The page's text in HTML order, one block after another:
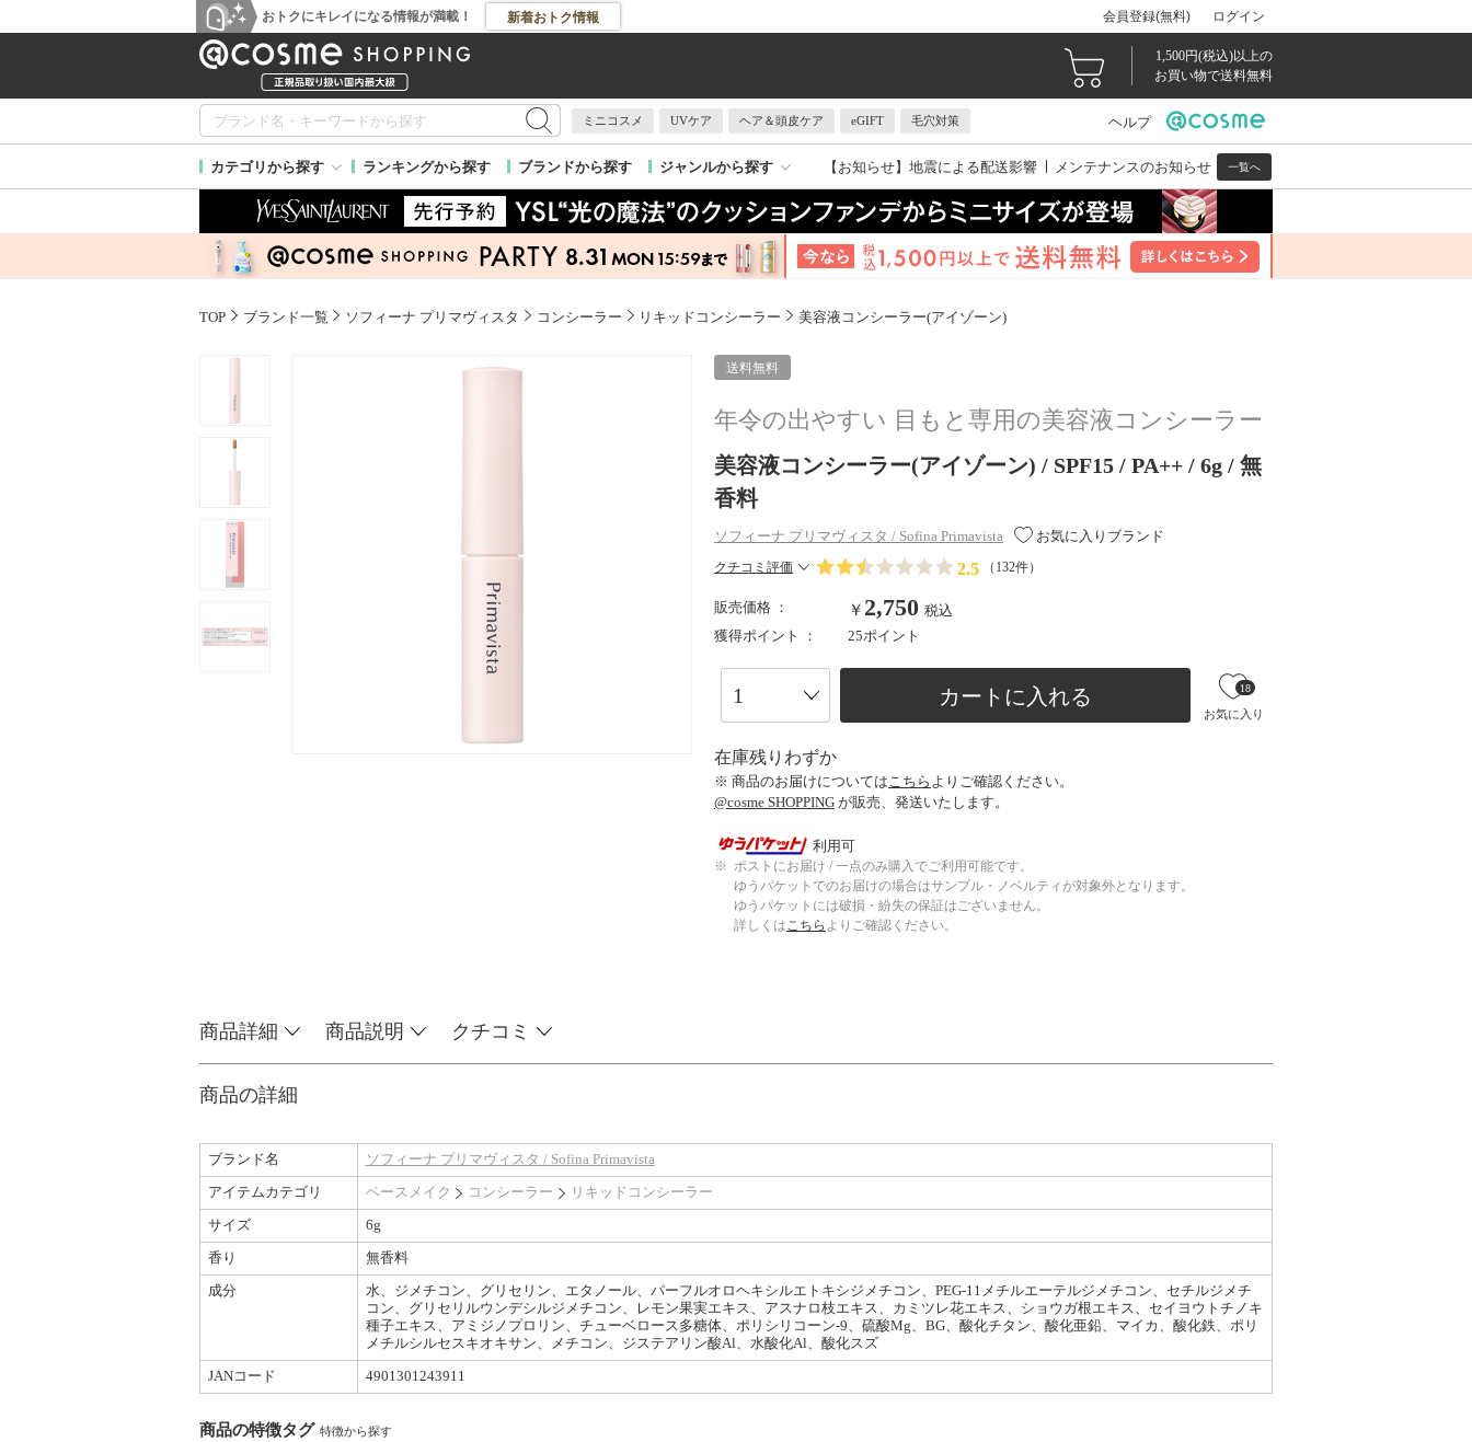
おトクにキレイになる情報が満載！ 新着おトク情報 会員登録(無料) ログイン
1,500円(税込)以上の
お買い物で送料無料
ミニコスメ UVケア ヘア＆頭皮ケア eGIFT 毛穴対策 ヘルプ
カテゴリから探す ランキングから探す ブランドから探す ジャンルから探す 【お知らせ】 地震による配送影響 メンテナンスのお知らせ 一覧へ
TOP ブランド一覧 ソフィーナ プリマヴィスタ コンシーラー リキッドコンシーラー 美容液コンシーラー(アイゾーン)
送料無料
年令の出やすい 目もと専用の美容液コンシーラー
美容液コンシーラー(アイゾーン) / SPF15 / PA++ / 6g / 無
香料
ソフィーナ プリマヴィスタ / Sofina Primavista お気に入りブランド
クチコミ評価 2.5 （ 132件）
販売価格 ： ￥ 2,750 税込
獲得ポイント ：
25ポイント
カートに入れる
お気に入り
18
在庫残りわずか
※ 商品のお届けについては こちら よりご確認ください。
@cosme SHOPPING が販売、発送いたします。
利用可
※ ポストにお届け / 一点のみ購入でご利用可能です。
ゆうパケットでのお届けの場合はサンプル・ノベルティが対象外となります。
ゆうパケットには破損・紛失の保証はございません。
詳しくはこちら よりご確認ください。
商品詳細 商品説明 クチコミ
商品の詳細
ブランド名
ソフィーナ プリマヴィスタ / Sofina Primavista
アイテムカテゴリ
ベースメイク コンシーラー
リキッドコンシーラー
サイズ
6g
香り
無香料
成分
水、ジメチコン、グリセリン、エタノール、パーフルオロヘキシルエトキシジメチコン、PEG-11メチルエーテルジメチコン、セチルジメチ
コン、グリセリルウンデシルジメチコン、レモン果実エキス、アスナロ枝エキス、カミツレ花エキス、ショウガ根エキス、セイヨウトチノキ
種子エキス、アミジノプロリン、チューベロース多糖体、ポリシリコーン-9、硫酸Mg、BG、酸化チタン、酸化亜鉛、マイカ、酸化鉄、ポリ
メチルシルセスキオキサン、メチコン、ジステアリン酸Al、水酸化Al、酸化スズ
JANコード
4901301243911
商品の特徴タグ 特徴から探す